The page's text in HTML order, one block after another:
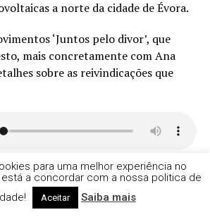
a norte da cidade de Évora.
‘Juntos pelo divor’, que
mais concretamente com Ana
sobre as reivindicações que
DESTAQUE
para uma melhor experiência no
a concordar com a nossa politica de
Aceitar Saiba mais